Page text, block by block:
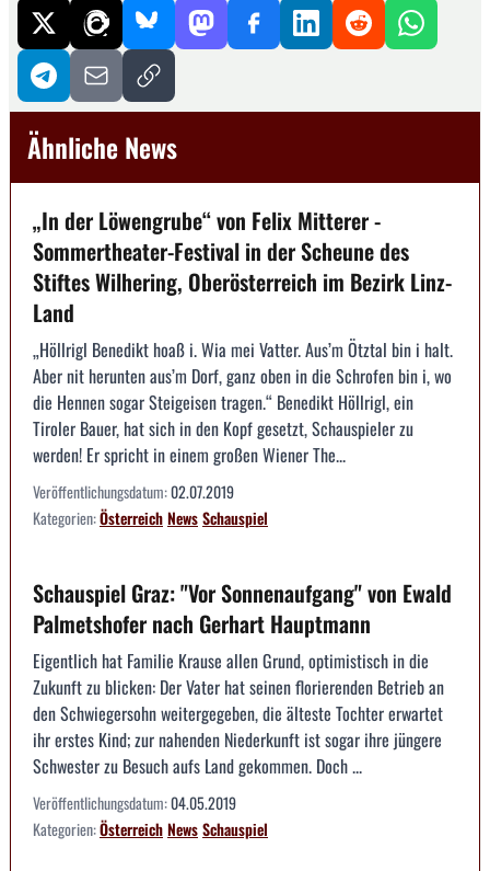
Ähnliche News
„In der Löwengrube“ von Felix Mitterer -
Sommertheater-Festival in der Scheune des
Stiftes Wilhering, Oberösterreich im Bezirk Linz-
Land
„Höllrigl Benedikt hoaß i. Wia mei Vatter. Aus’m Ötztal bin i halt.
Aber nit herunten aus’m Dorf, ganz oben in die Schrofen bin i, wo
die Hennen sogar Steigeisen tragen.“ Benedikt Höllrigl, ein
Tiroler Bauer, hat sich in den Kopf gesetzt, Schauspieler zu
werden! Er spricht in einem großen Wiener The...
Veröffentlichungsdatum:02.07.2019
Kategorien:ÖsterreichNewsSchauspiel
Schauspiel Graz: "Vor Sonnenaufgang" von Ewald
Palmetshofer nach Gerhart Hauptmann
Eigentlich hat Familie Krause allen Grund, optimistisch in die
Zukunft zu blicken: Der Vater hat seinen florierenden Betrieb an
den Schwiegersohn weitergegeben, die älteste Tochter erwartet
ihr erstes Kind; zur nahenden Niederkunft ist sogar ihre jüngere
Schwester zu Besuch aufs Land gekommen. Doch ...
Veröffentlichungsdatum:04.05.2019
Kategorien:ÖsterreichNewsSchauspiel